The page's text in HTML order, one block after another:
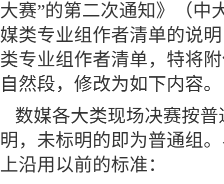
大赛”的第二次通知》（中
媒类专业组作者清单的说
类专业组作者清单，特将
自然段，修改为如下内容。
数媒各大类现场决赛按
明，未标明的即为普通组
上沿用以前的标准：